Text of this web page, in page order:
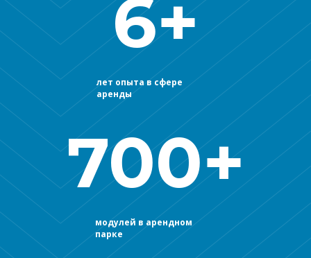
лет опыта в сфере
аренды
6+
модулей в арендном
парке
700+